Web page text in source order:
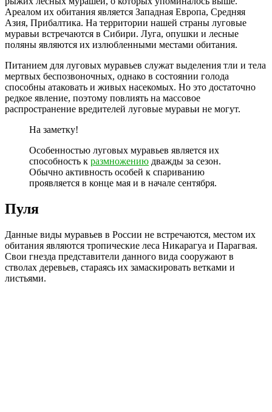
Ареалом их обитания является Западная Европа, Средняя
Азия, Прибалтика. На территории нашей страны луговые
муравьи встречаются в Сибири. Луга, опушки и лесные
поляны являются их излюбленными местами обитания.
Питанием для луговых муравьев служат выделения тли и тела
мертвых беспозвоночных, однако в состоянии голода
способны атаковать и живых насекомых. Но это достаточно
редкое явление, поэтому повлиять на массовое
распространение вредителей луговые муравьи не могут.
На заметку!
Особенностью луговых муравьев является их
способность к размножению дважды за сезон.
Обычно активность особей к спариванию
проявляется в конце мая и в начале сентября.
Пуля
Данные виды муравьев в России не встречаются, местом их
обитания являются тропические леса Никарагуа и Парагвая.
Свои гнезда представители данного вида сооружают в
стволах деревьев, стараясь их замаскировать ветками и
листьями.